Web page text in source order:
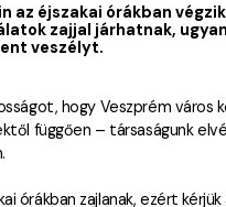
az éjszakai órákban
zajjal járhatnak,
veszélyt.
hogy Veszprém város
függően – társaságunk
órákban zajlanak, ezért